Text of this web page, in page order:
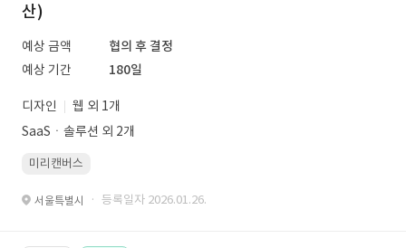
산)
예상 금액
협의 후 결정
예상 기간
180일
디자인
웹 외 1개
SaaSㆍ솔루션 외 2개
미리캔버스
서울특별시 · 등록일자 2026.01.26.